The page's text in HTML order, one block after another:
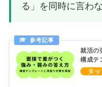
る」を同時に言わな
就活の
構成テ